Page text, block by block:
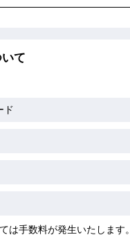
て
ド
は手数料が発生いたします。